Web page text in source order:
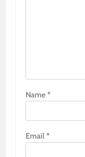
Name *
Email *